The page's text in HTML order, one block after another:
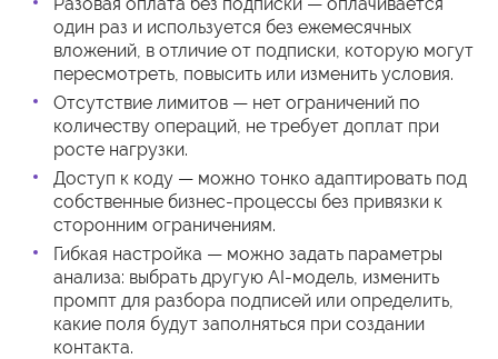
один раз и используется без ежемесячных
вложений, в отличие от подписки, которую могут
пересмотреть, повысить или изменить условия.
Отсутствие лимитов — нет ограничений по
количеству операций, не требует доплат при
росте нагрузки.
Доступ к коду — можно тонко адаптировать под
собственные бизнес-процессы без привязки к
сторонним ограничениям.
Гибкая настройка — можно задать параметры
анализа: выбрать другую AI-модель, изменить
промпт для разбора подписей или определить,
какие поля будут заполняться при создании
контакта.